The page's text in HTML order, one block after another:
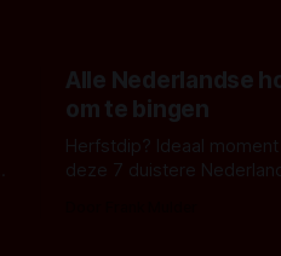
Alle Nederlandse
om te bingen
Herfstdip? Ideaal
deze 7 duistere